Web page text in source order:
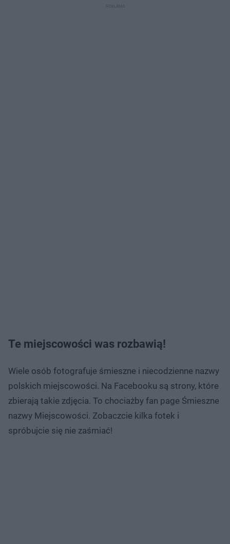
Te miejscowości was rozbawią!
Wiele osób fotografuje śmieszne i niecodzienne nazwy
polskich miejscowości. Na Facebooku są strony, które
zbierają takie zdjęcia. To chociażby fan page Śmieszne
nazwy Miejscowości. Zobaczcie kilka fotek i
spróbujcie się nie zaśmiać!